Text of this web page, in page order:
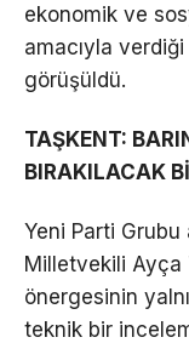
ekonomik ve
amacıyla
görüşüldü.
TAŞKENT:
BIRAKILACAK
Yeni Parti Grubu
Milletvekili Ayça
önergesinin
teknik bir